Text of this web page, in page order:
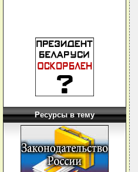
Ресурсы в тему